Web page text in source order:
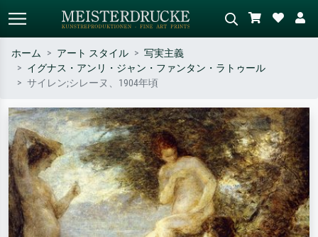
標準検索
– 例：モネ、星月夜、印象派、北
斎の波、ヌード。
緑の草原、赤の多い抽象画、暗い
油絵、木のそばの立ち姿のヌー
ド。
ホーム アート スタイル
写実主義
イグナス・アンリ・ジャン・ファンタン・ラトゥール
サイレン;シレーヌ、1904年頃